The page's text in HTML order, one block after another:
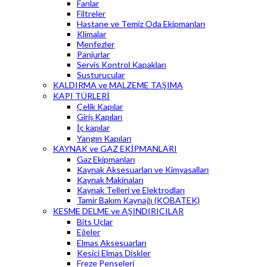
Fanlar
Filtreler
Hastane ve Temiz Oda Ekipmanları
Klimalar
Menfezler
Panjurlar
Servis Kontrol Kapakları
Susturucular
KALDIRMA ve MALZEME TAŞIMA
KAPI TÜRLERİ
Çelik Kapılar
Giriş Kapıları
İç kapılar
Yangın Kapıları
KAYNAK ve GAZ EKİPMANLARI
Gaz Ekipmanları
Kaynak Aksesuarları ve Kimyasalları
Kaynak Makinaları
Kaynak Telleri ve Elektrodları
Tamir Bakım Kaynağı (KOBATEK)
KESME DELME ve AŞINDIRICILAR
Bits Uçlar
Eğeler
Elmas Aksesuarları
Kesici Elmas Diskler
Freze Penseleri